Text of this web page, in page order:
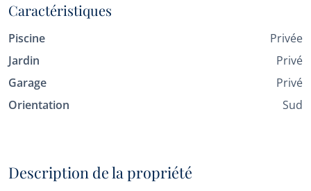
Caractéristiques
Piscine
Privée
Jardin
Privé
Garage
Privé
Orientation
Sud
Description de la propriété